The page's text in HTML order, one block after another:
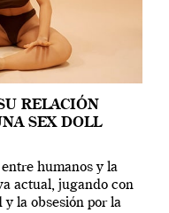
RELACIÓN
SEX DOLL
humanos y la
actual, jugando con
y la obsesión por la